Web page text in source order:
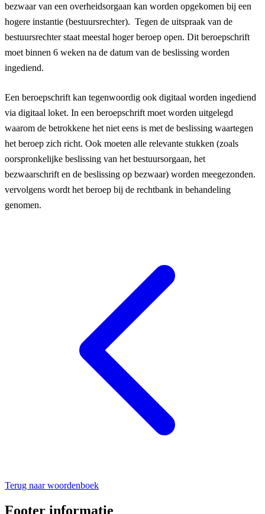
bezwaar van een overheidsorgaan kan worden opgekomen bij een
hogere instantie (bestuursrechter). Tegen de uitspraak van de
bestuursrechter staat meestal hoger beroep open. Dit beroepschrift
moet binnen 6 weken na de datum van de beslissing worden
ingediend.
Een beroepschrift kan tegenwoordig ook digitaal worden ingediend
via digitaal loket. In een beroepschrift moet worden uitgelegd
waarom de betrokkene het niet eens is met de beslissing waartegen
het beroep zich richt. Ook moeten alle relevante stukken (zoals
oorspronkelijke beslissing van het bestuursorgaan, het
bezwaarschrift en de beslissing op bezwaar) worden meegezonden.
vervolgens wordt het beroep bij de rechtbank in behandeling
genomen.
Terug naar woordenboek
Footer informatie